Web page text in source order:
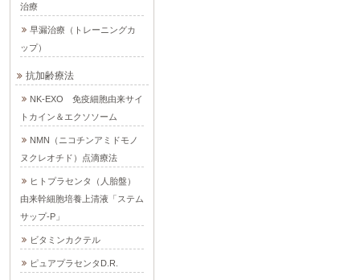
治療
早漏治療（トレーニングカ
ップ）
抗加齢療法
NK-EXO 免疫細胞由来サイ
トカイン＆エクソソーム
NMN（ニコチンアミドモノ
ヌクレオチド）点滴療法
ヒトプラセンタ（人胎盤）
由来幹細胞培養上清液「ステム
サップ-P」
ビタミンカクテル
ピュアプラセンタD.R.